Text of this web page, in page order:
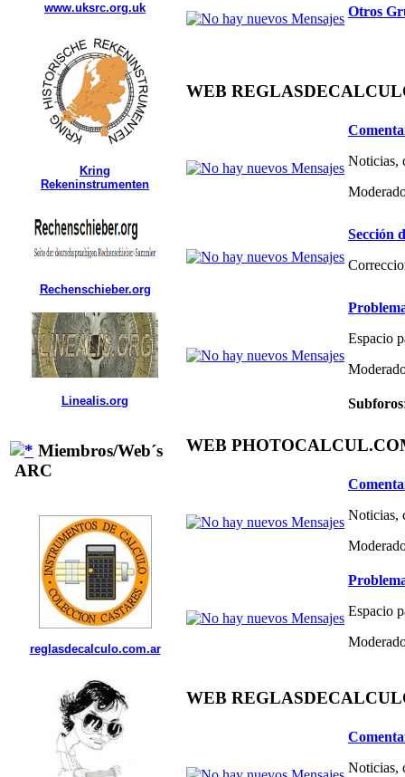
www.uksrc.org.uk
Kring
Rekeninstrumenten
Rechenschieber.org
Linealis.org
Miembros/Web´s
ARC
reglasdecalculo.com.ar
Otros
WEB
Noticias,
Sección
Espacio
Subforos
WEB
Noticias,
Espacio
WEB
Noticias,